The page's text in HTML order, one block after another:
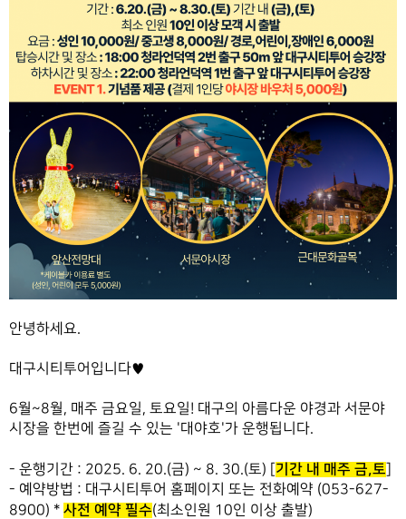
안녕하세요.
대구시티투어입니다♥
6월~8월, 매주 금요일, 토요일! 대구의 아름다운 야경과 서문야
시장을 한번에 즐길 수 있는 '대야호'가 운행됩니다.
- 운행기간 : 2025. 6. 20.(금) ~ 8. 30.(토) [ 기간 내 매주 금,토
- 예약방법 : 대구시티투어 홈페이지 또는 전화예약 (053-627-
8900) * 사전 예약 필수(최소인원 10인 이상 출발)